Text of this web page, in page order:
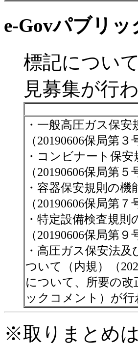
e-Govパブリッ
標記につい
見募集が行
・一般高圧ガス保
（20190606保局第３
・コンビナート保
（20190606保局第５
・容器保安規則の
（20190606保局第７
・特定設備検査規
（20190606保局第９
・高圧ガス保安法
ついて（内規）（
について、所要の
ックコメント）が行
※取りまとめ